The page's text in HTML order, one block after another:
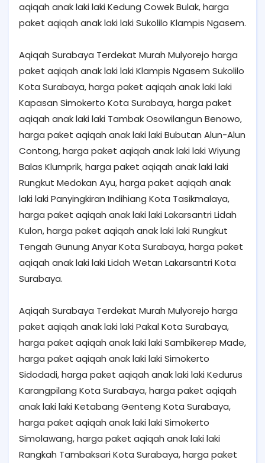
aqiqah anak laki laki Kedung Cowek Bulak, harga
paket aqiqah anak laki laki Sukolilo Klampis Ngasem.
Aqiqah Surabaya Terdekat Murah Mulyorejo harga
paket aqiqah anak laki laki Klampis Ngasem Sukolilo
Kota Surabaya, harga paket aqiqah anak laki laki
Kapasan Simokerto Kota Surabaya, harga paket
aqiqah anak laki laki Tambak Osowilangun Benowo,
harga paket aqiqah anak laki laki Bubutan Alun-Alun
Contong, harga paket aqiqah anak laki laki Wiyung
Balas Klumprik, harga paket aqiqah anak laki laki
Rungkut Medokan Ayu, harga paket aqiqah anak
laki laki Panyingkiran Indihiang Kota Tasikmalaya,
harga paket aqiqah anak laki laki Lakarsantri Lidah
Kulon, harga paket aqiqah anak laki laki Rungkut
Tengah Gunung Anyar Kota Surabaya, harga paket
aqiqah anak laki laki Lidah Wetan Lakarsantri Kota
Surabaya.
Aqiqah Surabaya Terdekat Murah Mulyorejo harga
paket aqiqah anak laki laki Pakal Kota Surabaya,
harga paket aqiqah anak laki laki Sambikerep Made,
harga paket aqiqah anak laki laki Simokerto
Sidodadi, harga paket aqiqah anak laki laki Kedurus
Karangpilang Kota Surabaya, harga paket aqiqah
anak laki laki Ketabang Genteng Kota Surabaya,
harga paket aqiqah anak laki laki Simokerto
Simolawang, harga paket aqiqah anak laki laki
Rangkah Tambaksari Kota Surabaya, harga paket